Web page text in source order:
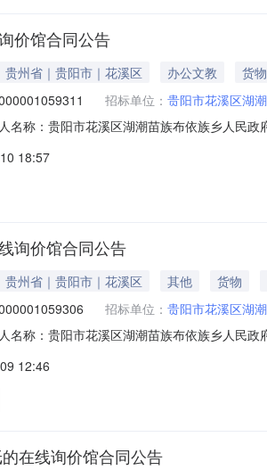
价馆合同公告
贵州省｜贵阳市｜花溪区 办公文教
货物
招标单位： 贵阳市花溪区湖
名称：贵阳市花溪区湖潮苗族布依族乡人民
求批1.0080308030服务要求或标的基本概况
18:57
询价馆合同公告
贵州省｜贵阳市｜花溪区 其他
货物
招标单位： 贵阳市花溪区湖
名称：贵阳市花溪区湖潮苗族布依族乡人民
购要求响应批1.00770.5770.5服务要求或标
12:46
在线询价馆合同公告